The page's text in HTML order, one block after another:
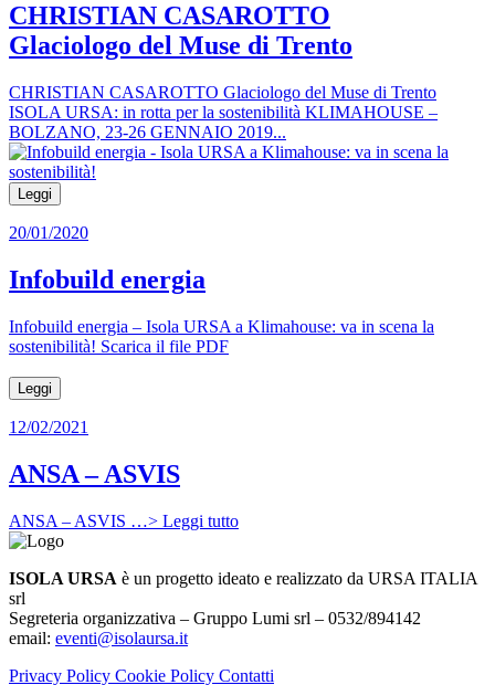
CHRISTIAN CASAROTTO
Glaciologo del Muse di Trento
CHRISTIAN CASAROTTO Glaciologo del Muse di Trento
ISOLA URSA: in rotta per la sostenibilità KLIMAHOUSE –
BOLZANO, 23-26 GENNAIO 2019...
Leggi
20/01/2020
Infobuild energia
Infobuild energia – Isola URSA a Klimahouse: va in scena la
sostenibilità! Scarica il file PDF
Leggi
12/02/2021
ANSA – ASVIS
ANSA – ASVIS …> Leggi tutto
ISOLA URSA è un progetto ideato e realizzato da URSA ITALIA
srl
Segreteria organizzativa – Gruppo Lumi srl – 0532/894142
email: eventi@isolaursa.it
Privacy Policy Cookie Policy Contatti